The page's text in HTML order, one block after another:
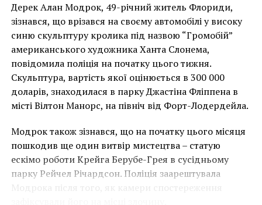
Чоловік позує під макетом чайки, яка ось-ось
накинеться на упаковку чіпсів – сюжет графіті, що
має ознаки вуличного художника Бенксі, на стіні в
Лоустофті на східному узбережжі Англії 8 серпня 2021
року. (Фото Джастіна Талліса / AFP)
В інтерв’ю “Таймс” пан Куттс сказав:
“Спочатку це було
неймовірно, але з
розвитком подій це
стало надзвичайно
Дерек Алан Модрок, 49-річний житель Флориди,
зізнався, що врізався на своєму автомобілі у високу
синю скульптуру кролика під назвою “Громобій”
американського художника Ханта Слонема,
повідомила поліція на початку цього тижня.
Скульптура, вартість якої оцінюється в 300 000
доларів, знаходилася в парку Джастіна Фліппена в
місті Вілтон Манорс, на північ від Форт-Лодердейла.
Модрок також зізнався, що на початку цього місяця
пошкодив ще один витвір мистецтва – статую
ескімо роботи Крейга Берубе-Грея в сусідньому
парку Рейчел Річардсон. Поліція заарештувала
Модрока після того, як камери спостереження